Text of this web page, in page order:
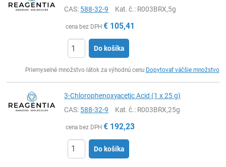
CAS: 588-32-9 Kat. č.: R003BRX,5g
cena bez DPH € 105,41
Do košíka
Priemyselné množstvo látok za výhodnú cenu Dopytovať väčšie množstvo
3-Chlorophenoxyacetic Acid (1 x 25 g)
CAS: 588-32-9 Kat. č.: R003BRX,25g
cena bez DPH € 192,23
Do košíka